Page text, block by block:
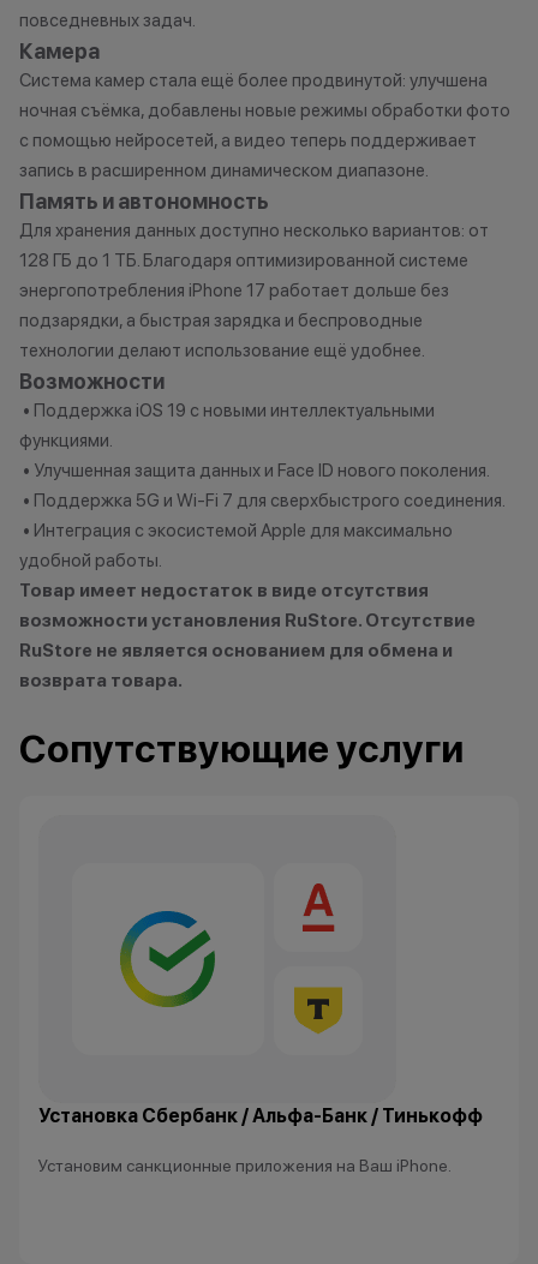
повседневных задач.
Камера
Система камер стала ещё более продвинутой: улучшена
ночная съёмка, добавлены новые режимы обработки фото
с помощью нейросетей, а видео теперь поддерживает
запись в расширенном динамическом диапазоне.
Память и автономность
Для хранения данных доступно несколько вариантов: от
128 ГБ до 1 ТБ. Благодаря оптимизированной системе
энергопотребления iPhone 17 работает дольше без
подзарядки, а быстрая зарядка и беспроводные
технологии делают использование ещё удобнее.
Возможности
• Поддержка iOS 19 с новыми интеллектуальными
функциями.
• Улучшенная защита данных и Face ID нового поколения.
• Поддержка 5G и Wi-Fi 7 для сверхбыстрого соединения.
• Интеграция с экосистемой Apple для максимально
удобной работы.
Товар имеет недостаток в виде отсутствия
возможности установления RuStore. Отсутствие
RuStore не является основанием для обмена и
возврата товара.
Сопутствующие услуги
Установка Сбербанк / Альфа-Банк / Тинькофф
Установим санкционные приложения на Ваш iPhone.